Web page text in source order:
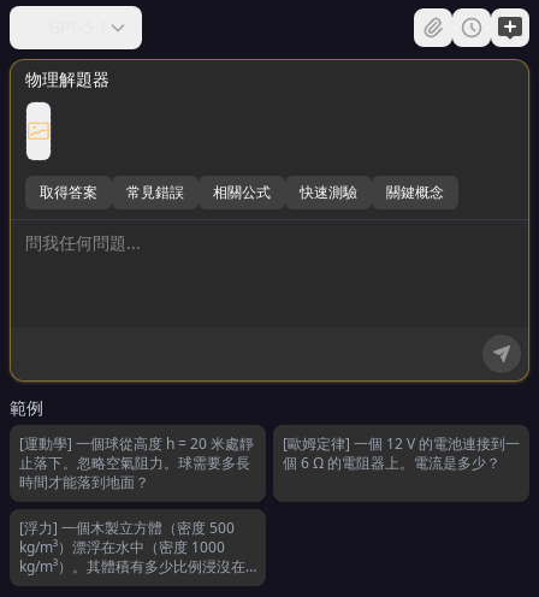
物理解題器
取得答案 常見錯誤 相關公式 快速測驗 關鍵概念
範例
[運動學] 一個球從高度 h = 20 米處靜
止落下。忽略空氣阻力。球需要多長
時間才能落到地面？
[歐姆定律] 一個 12 V 的電池連接到一
個 6 Ω 的電阻器上。電流是多少？
[浮力] 一個木製立方體（密度 500
kg/m³）漂浮在水中（密度 1000
kg/m³）。其體積有多少比例浸沒在
水中？